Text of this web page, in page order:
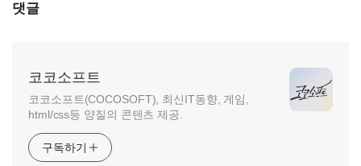
댓글
코코소프트
코코소프트(COCOSOFT), 최신IT동향, 게임,
html/css등 양질의 콘텐츠 제공.
구독하기